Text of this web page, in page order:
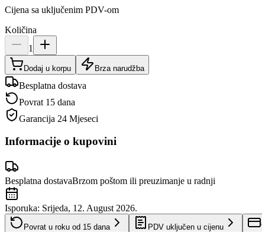
Cijena sa uključenim PDV-om
Količina
1
Dodaj u korpu Brza narudžba
Besplatna dostava
Povrat 15 dana
Garancija 24 Mjeseci
Informacije o kupovini
Besplatna dostavaBrzom poštom ili preuzimanje u radnji
Isporuka: Srijeda, 12. August 2026.
Povrat u roku od 15 dana PDV uključen u cijenu